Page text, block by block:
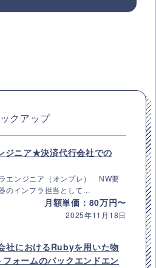
クアップ
ジニア★決済代行会社での
エンジニア（オンプレ） NW要
のインフラ担当として...
月額単価：80万円〜
2025年11月18日
社におけるRubyを用いた物
ォームのバックエンドエン